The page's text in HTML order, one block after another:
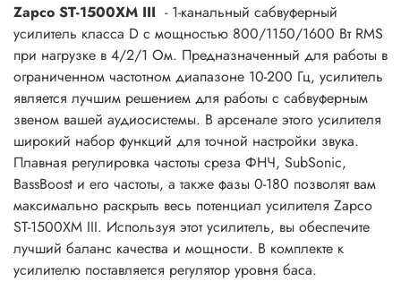
Zapco ST-1500XM III - 1-канальный сабвуферный
усилитель класса D с мощностью 800/1150/1600 Вт RMS
при нагрузке в 4/2/1 Ом. Предназначенный для работы в
ограниченном частотном диапазоне 10-200 Гц, усилитель
является лучшим решением для работы с сабвуферным
звеном вашей аудиосистемы. В арсенале этого усилителя
широкий набор функций для точной настройки звука.
Плавная регулировка частоты среза ФНЧ, SubSonic,
BassBoost и его частоты, а также фазы 0-180 позволят вам
максимально раскрыть весь потенциал усилителя Zapco
ST-1500XM III. Используя этот усилитель, вы обеспечите
лучший баланс качества и мощности. В комплекте к
усилителю поставляется регулятор уровня баса.